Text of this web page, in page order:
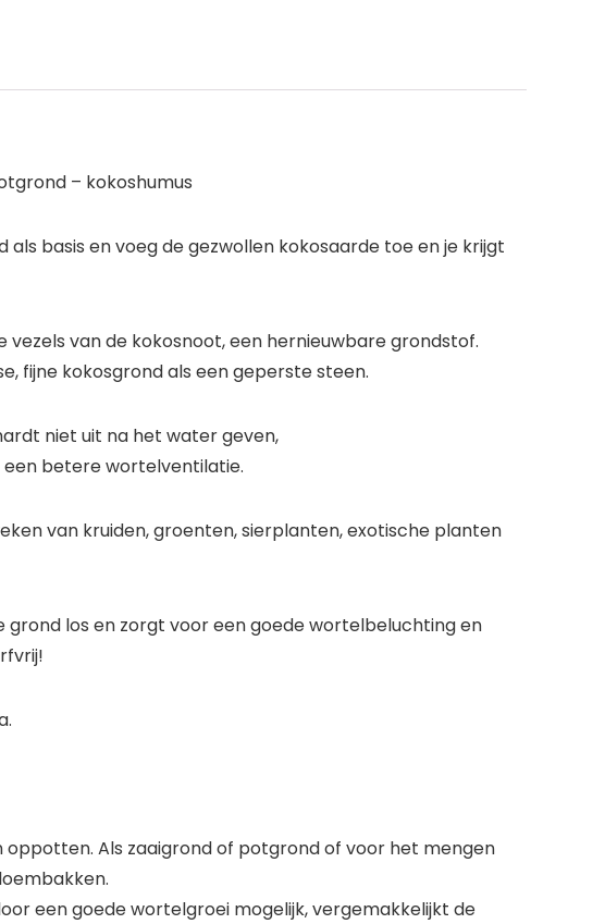
– kokoshumus
basis en voeg de gezwollen kokosaarde toe en je krijgt
van de kokosnoot, een hernieuwbare grondstof.
fijne kokosgrond als een geperste steen.
niet uit na het water geven,
betere wortelventilatie.
van kruiden, groenten, sierplanten, exotische planten
grond los en zorgt voor een goede wortelbeluchting en
oppotten. Als zaaigrond of potgrond of voor het mengen
een goede wortelgroei mogelijk, vergemakkelijkt de